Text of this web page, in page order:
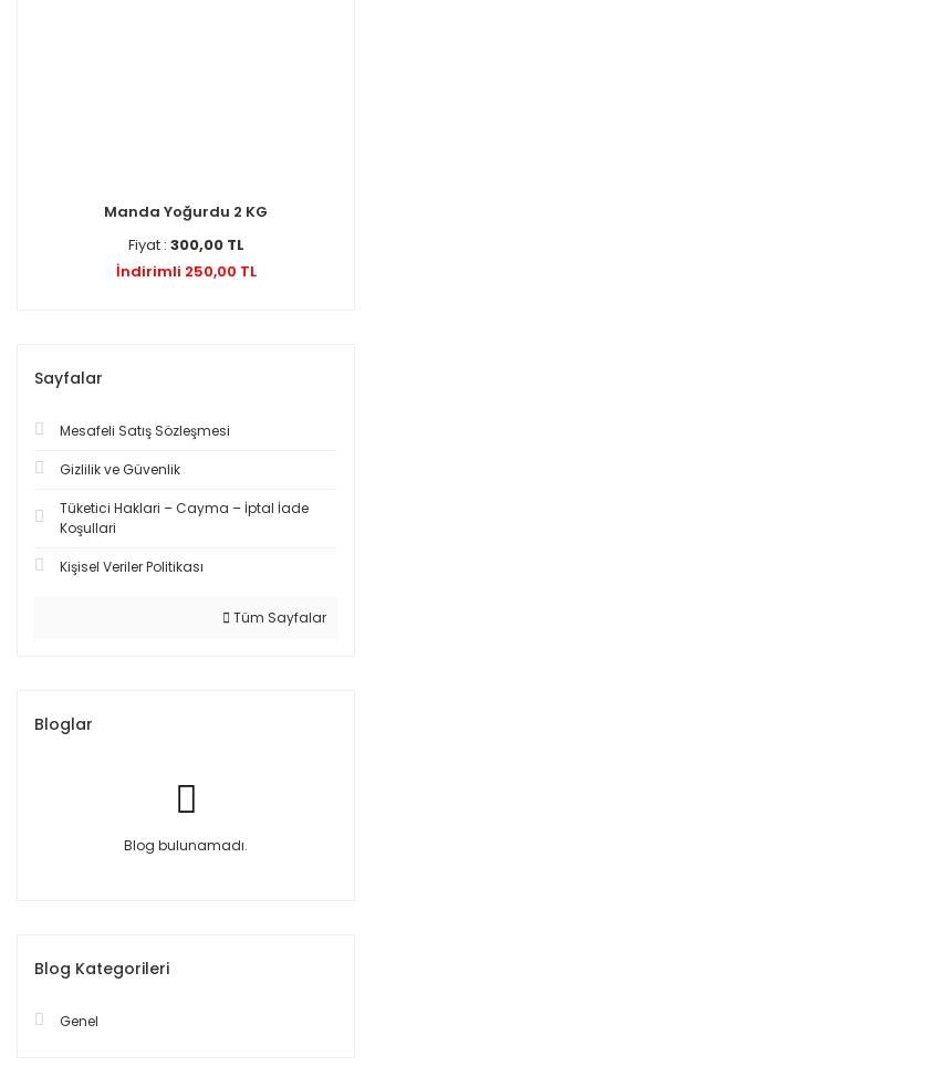
Manda Yoğurdu 2 KG
Fiyat : 300,00 TL
İndirimli 250,00 TL
Sayfalar
Mesafeli Satış Sözleşmesi
Gizlilik ve Güvenlik
Tüketici Haklari – Cayma – İptal İade
Koşullari
Kişisel Veriler Politikası
Tüm Sayfalar
Bloglar
Blog bulunamadı.
Blog Kategorileri
Genel